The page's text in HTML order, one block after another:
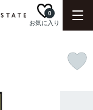
お気に入り
0